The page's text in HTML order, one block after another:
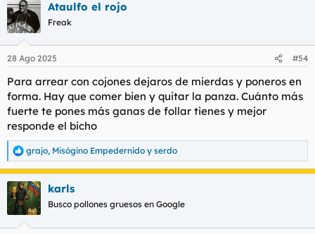
Ataulfo el rojo
Freak
28 Ago 2025 #54
Para arrear con cojones dejaros de mierdas y poneros en
forma. Hay que comer bien y quitar la panza. Cuánto más
fuerte te pones más ganas de follar tienes y mejor
responde el bicho
R
e
a
c
c
i
grajo, Misógino Empedernido y serdo
karls
Busco pollones gruesos en Google